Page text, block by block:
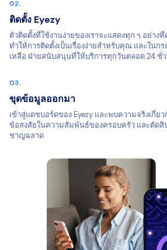
ติดตั้ง Eyezy
ตัวติดตั้งที่ใช้งานง่ายของเราจะแสดงทุก ๆ อย่าง
ทำให้การติดตั้งเป็นเรื่องง่ายสำหรับคุณ และใน
เหลือ ฝ่ายสนับสนุนที่ให้บริการทุกวันตลอด 24 ชั่
ขุดข้อมูลออกมา
เข้าสู่แดชบอร์ดของ Eyezy และพบความจริงเกี่
ข้อสงสัยในความสัมพันธ์ของครอบครัว และตัดสิ
ชาญฉลาด